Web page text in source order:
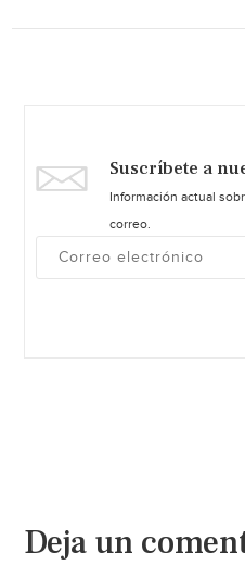
Suscríbete a
Información actual
correo.
Deja un